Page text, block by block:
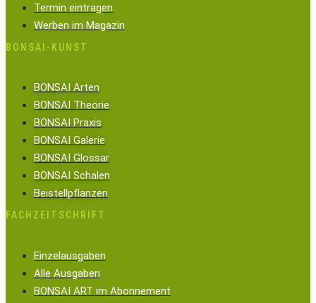
Termin eintragen
Werben im Magazin
BONSAI-KUNST
BONSAI Arten
BONSAI Theorie
BONSAI Praxis
BONSAI Galerie
BONSAI Glossar
BONSAI Schalen
Beistellpflanzen
FACHZEITSCHRIFT
Einzelausgaben
Alle Ausgaben
BONSAI ART im Abonnement